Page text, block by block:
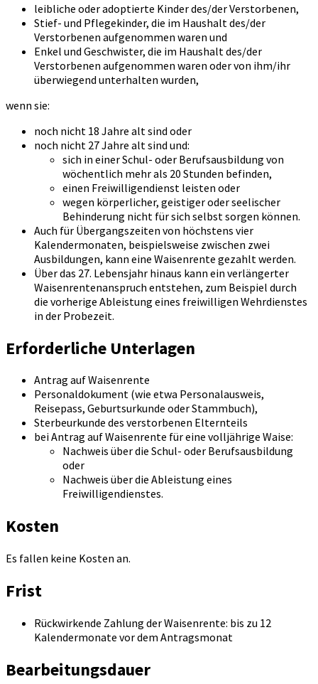
leibliche oder adoptierte Kinder des/der Verstorbenen,
Stief- und Pflegekinder, die im Haushalt des/der
Verstorbenen aufgenommen waren und
Enkel und Geschwister, die im Haushalt des/der
Verstorbenen aufgenommen waren oder von ihm/ihr
überwiegend unterhalten wurden,
wenn sie:
noch nicht 18 Jahre alt sind oder
noch nicht 27 Jahre alt sind und:
sich in einer Schul- oder Berufsausbildung von
wöchentlich mehr als 20 Stunden befinden,
einen Freiwilligendienst leisten oder
wegen körperlicher, geistiger oder seelischer
Behinderung nicht für sich selbst sorgen können.
Auch für Übergangszeiten von höchstens vier
Kalendermonaten, beispielsweise zwischen zwei
Ausbildungen, kann eine Waisenrente gezahlt werden.
Über das 27. Lebensjahr hinaus kann ein verlängerter
Waisenrentenanspruch entstehen, zum Beispiel durch
die vorherige Ableistung eines freiwilligen Wehrdienstes
in der Probezeit.
Erforderliche Unterlagen
Antrag auf Waisenrente
Personaldokument (wie etwa Personalausweis,
Reisepass, Geburtsurkunde oder Stammbuch),
Sterbeurkunde des verstorbenen Elternteils
bei Antrag auf Waisenrente für eine volljährige Waise:
Nachweis über die Schul- oder Berufsausbildung
oder
Nachweis über die Ableistung eines
Freiwilligendienstes.
Kosten
Es fallen keine Kosten an.
Frist
Rückwirkende Zahlung der Waisenrente: bis zu 12
Kalendermonate vor dem Antragsmonat
Bearbeitungsdauer